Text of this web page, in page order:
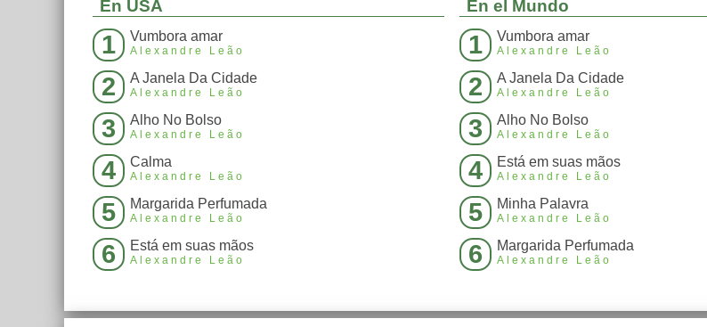
En USA
1 Vumbora amar
Alexandre Leão
2 A Janela Da Cidade
Alexandre Leão
3 Alho No Bolso
Alexandre Leão
4 Calma
Alexandre Leão
5 Margarida Perfumada
Alexandre Leão
6 Está em suas mãos
Alexandre Leão
En el Mundo
1 Vumbora amar
Alexandre Leão
2 A Janela Da Cidade
Alexandre Leão
3 Alho No Bolso
Alexandre Leão
4 Está em suas mãos
Alexandre Leão
5 Minha Palavra
Alexandre Leão
6 Margarida Perfumada
Alexandre Leão